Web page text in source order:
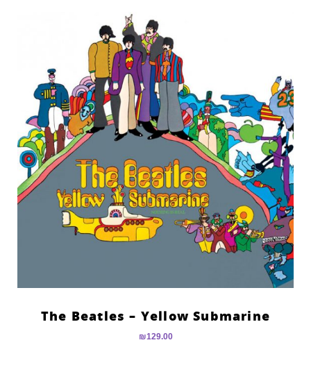
The Beatles – Yellow Submarine
₪129.00